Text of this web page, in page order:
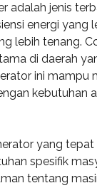
adalah jenis
energi yang
lebih tenang.
di daerah
ini mampu
kebutuhan
yang
spesifik
tentang